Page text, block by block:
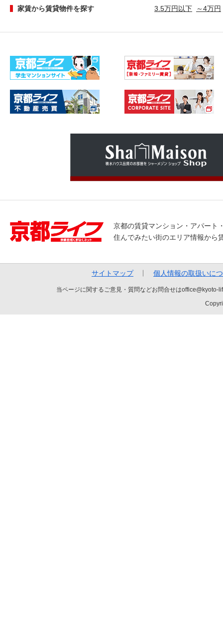
家賃から賃貸物件を探す 3.5万円以下 ～4万円
京都の賃貸マンション・アパート
住んでみたい街のエリア情報から
サイトマップ 個人情報の取扱いに
当ページに関するご意見・質問などお問合せは